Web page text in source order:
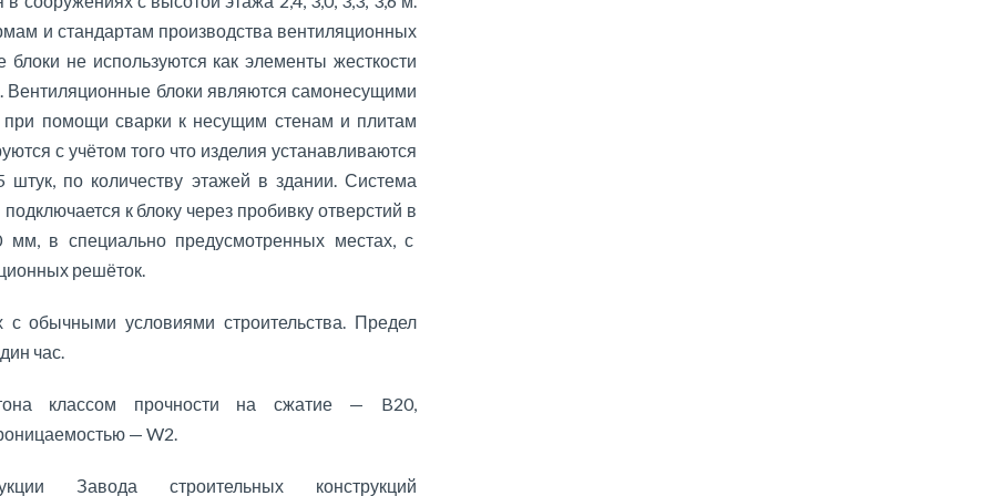
и стандартам производства вентиляционных
не используются как элементы жесткости
блоки являются самонесущими
помощи сварки к несущим стенам и плитам
с учётом того что изделия устанавливаются
штук, по количеству этажей в здании. Система
к блоку через пробивку отверстий в
в специально предусмотренных местах, с
решёток.
с обычными условиями строительства. Предел
час.
классом прочности на сжатие — B20,
— W2.
Завода строительных конструкций